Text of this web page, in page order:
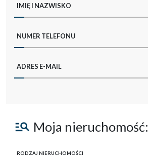
IMIĘ I NAZWISKO
NUMER TELEFONU
ADRES E-MAIL
Moja nieruchomość:
RODZAJ NIERUCHOMOŚCI